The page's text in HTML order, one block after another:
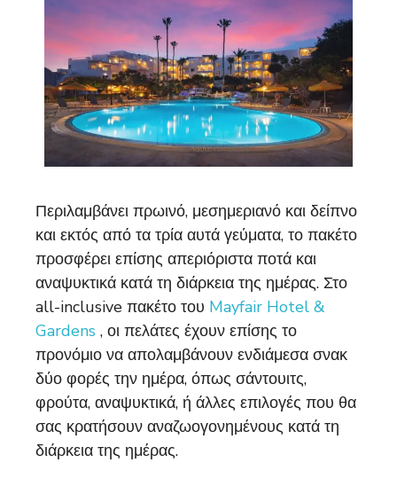
Περιλαμβάνει πρωινό, μεσημεριανό και δείπνο
και εκτός από τα τρία αυτά γεύματα, το πακέτο
προσφέρει επίσης απεριόριστα ποτά και
αναψυκτικά κατά τη διάρκεια της ημέρας. Στο
all-inclusive πακέτο του Mayfair Hotel &
Gardens , οι πελάτες έχουν επίσης το
προνόμιο να απολαμβάνουν ενδιάμεσα σνακ
δύο φορές την ημέρα, όπως σάντουιτς,
φρούτα, αναψυκτικά, ή άλλες επιλογές που θα
σας κρατήσουν αναζωογονημένους κατά τη
διάρκεια της ημέρας.